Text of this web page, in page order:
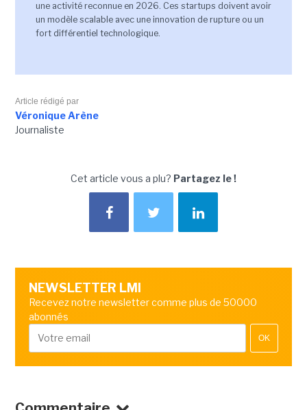
une activité reconnue en 2026. Ces startups doivent avoir
un modèle scalable avec une innovation de rupture ou un
fort différentiel technologique.
Article rédigé par
Véronique Arène
Journaliste
Cet article vous a plu? Partagez le !
NEWSLETTER LMI
Recevez notre newsletter comme plus de 50000
abonnés
OK